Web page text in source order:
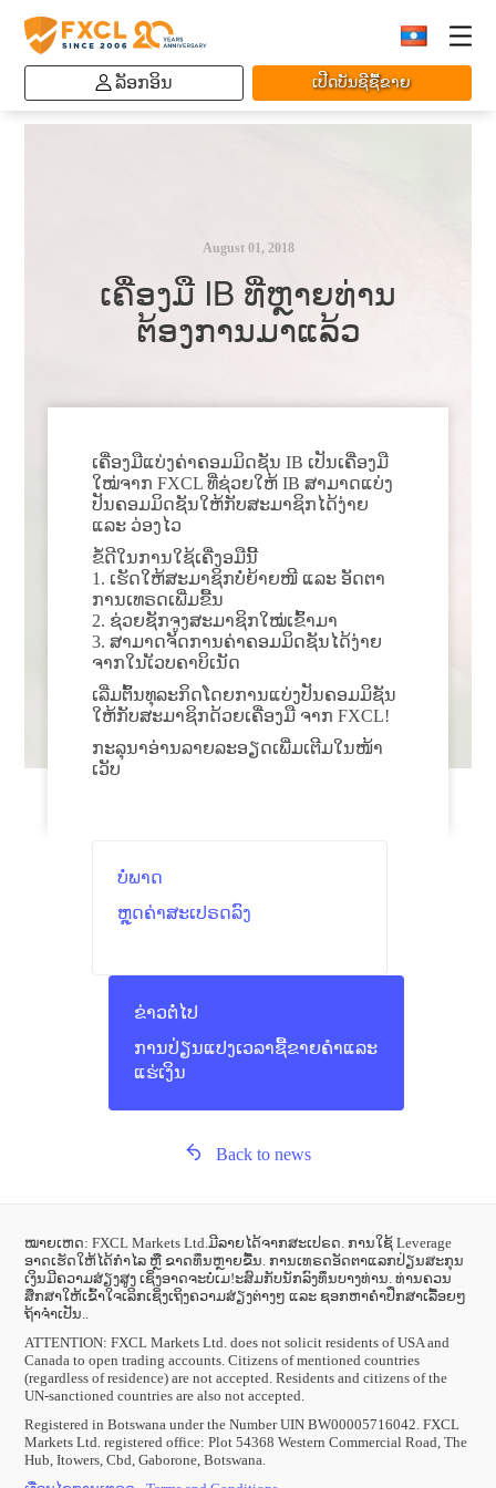
ລັອກອິນ ເປີດບັນຊີຊື້ຂາຍ
August 01, 2018
ເຄື່ອງມື IB ທີ່ຫຼາຍທ່ານ
ຕ້ອງການມາແລ້ວ
ເຄື່ອງມືແບ່ງຄ່າຄອມມິດຊັນ IB ເປັນເຄື່ອງມື
ໃໝ່ຈາກ FXCL ທີ່ຊ່ວຍໃຫ້ IB ສາມາດແບ່ງ
ປັນຄອມມິດຊັນໃຫ້ກັບສະມາຊິກໄດ້ງ່າຍ
ແລະ ວ່ອງໄວ
ຂໍ້ດີໃນການໃຊ້ເຄື່ງອມືນີ້
1. ເຮັດໃຫ້ສະມາຊິກບໍ່ຍ້າຍໜີ ແລະ ອັດຕາ
ການເທຣດເພີ່ມຂື້ນ
2. ຊ່ວຍຊັກຈູງສະມາຊິກໃໝ່ເຂົ້າມາ
3. ສາມາດຈັດການຄ່າຄອມມິດຊັນໄດ້ງ່າຍ
ຈາກໃນເັວບຄາບິເນັດ
ເລີ່ມຕົ້ນທຸລະກິດໂດຍການແບ່ງປັນຄອມມິຊັນ
ໃຫ້ກັບສະມາຊິກດ້ວຍເຄື່ອງມື ຈາກ FXCL!
ກະລຸນາອ່ານລາຍລະອຽດເພີ່ມເຕີມໃນໜ້າ
ເວັບ
ບໍ່ພາດ
ຫຼຸດຄ່າສະເປຣດລົງ
ຂ່າວຕໍ່ໄປ
ການປ່ຽນແປງເວລາຊື້ຂາຍຄໍາແລະ
ແຮ່ເງິນ
Back to news
ໝາຍເຫດ: FXCL Markets Ltd.ມີລາຍໄດ້ຈາກສະເປຣດ. ການໃຊ້ Leverage
ອາດເຮັດໃຫ້ໄດ້ກຳໄລ ຫຼື ຂາດທຶນຫຼາຍຂື້ນ. ການເທຣດອັດຕາແລກປ່ຽນສະກຸນ
ເງິນມີຄວາມສ່ຽງສູງ ເຊິ່ງອາດຈະບໍ່ເມ!ະສົມກັບນັກລົງທຶນບາງທ່ານ. ທ່ານຄວນ
ສຶກສາໃຫ້ເຂົ້າໃຈເລິກເຊິ່ງເຖິງຄວາມສ່ຽງຕ່າງໆ ແລະ ຊອກຫາຄຳປຶກສາເລື້ອຍໆ
ຖ້າຈຳເປັນ..
ATTENTION: FXCL Markets Ltd. does not solicit residents of USA and
Canada to open trading accounts. Citizens of mentioned countries
(regardless of residence) are not accepted. Residents and citizens of the
UN-sanctioned countries are also not accepted.
Registered in Botswana under the Number UIN BW00005716042. FXCL
Markets Ltd. registered office: Plot 54368 Western Commercial Road, The
Hub, Itowers, Cbd, Gaborone, Botswana.